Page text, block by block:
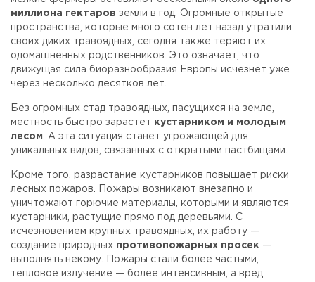
миллиона гектаров земли в год. Огромные открытые
пространства, которые много сотен лет назад утратили
своих диких травоядных, сегодня также теряют их
одомашненных родственников. Это означает, что
движущая сила биоразнообразия Европы исчезнет уже
через несколько десятков лет.
Без огромных стад травоядных, пасущихся на земле,
местность быстро зарастет кустарником и молодым
лесом . А эта ситуация станет угрожающей для
уникальных видов, связанных с открытыми пастбищами.
Кроме того, разрастание кустарников повышает риски
лесных пожаров. Пожары возникают внезапно и
уничтожают горючие материалы, которыми и являются
кустарники, растущие прямо под деревьями. С
исчезновением крупных травоядных, их работу —
создание природных противопожарных просек —
выполнять некому. Пожары стали более частыми,
тепловое излучение — более интенсивным, а вред